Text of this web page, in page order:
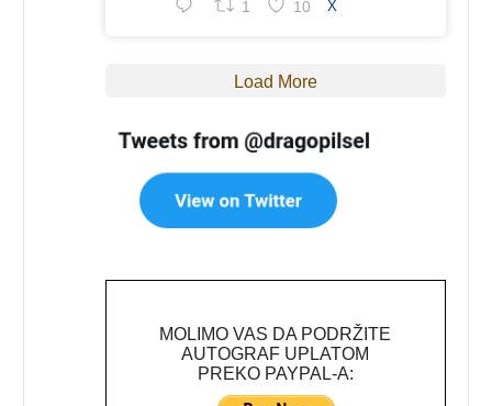
1 10 X
Load More
MOLIMO VAS DA PODRŽITE
AUTOGRAF UPLATOM
PREKO PAYPAL-A: